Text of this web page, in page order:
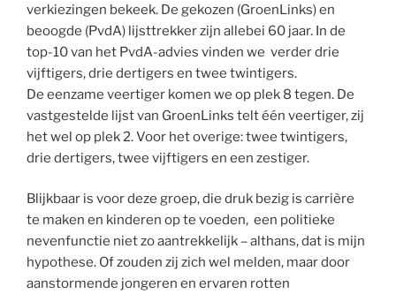
verkiezingen bekeek. De gekozen (GroenLinks) en
beoogde (PvdA) lijsttrekker zijn allebei 60 jaar. In de
top-10 van het PvdA-advies vinden we verder drie
vijftigers, drie dertigers en twee twintigers.
De eenzame veertiger komen we op plek 8 tegen. De
vastgestelde lijst van GroenLinks telt één veertiger, zij
het wel op plek 2. Voor het overige: twee twintigers,
drie dertigers, twee vijftigers en een zestiger.
Blijkbaar is voor deze groep, die druk bezig is carrière
te maken en kinderen op te voeden, een politieke
nevenfunctie niet zo aantrekkelijk – althans, dat is mijn
hypothese. Of zouden zij zich wel melden, maar door
aanstormende jongeren en ervaren rotten